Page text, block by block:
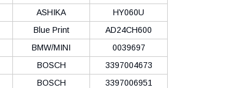
ASHIKA
HY060U
Blue Print
AD24CH600
BMW/MINI
0039697
BOSCH
3397004673
BOSCH
3397006951